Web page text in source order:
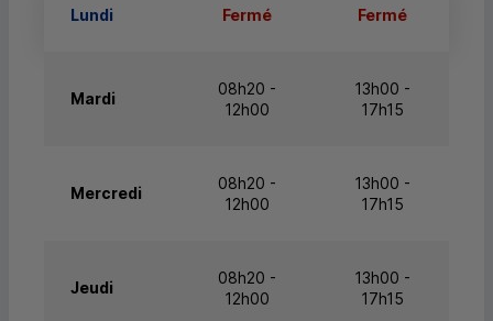
Lundi Fermé Fermé
Mardi
08h20 -
12h00
13h00 -
17h15
Mercredi
08h20 -
12h00
13h00 -
17h15
Jeudi
08h20 -
12h00
13h00 -
17h15